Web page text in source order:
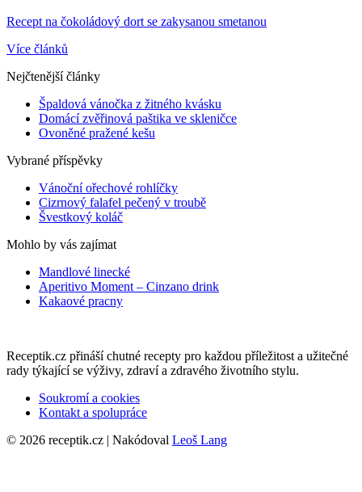
Recept na čokoládový dort se zakysanou smetanou
Více článků
Nejčtenější články
Špaldová vánočka z žitného kvásku
Domácí zvěřinová paštika ve skleničce
Ovoněné pražené kešu
Vybrané příspěvky
Vánoční ořechové rohlíčky
Cizrnový falafel pečený v troubě
Švestkový koláč
Mohlo by vás zajímat
Mandlové linecké
Aperitivo Moment – Cinzano drink
Kakaové pracny
Receptik.cz přináší chutné recepty pro každou příležitost a užitečné
rady týkající se výživy, zdraví a zdravého životního stylu.
Soukromí a cookies
Kontakt a spolupráce
© 2026 receptik.cz | Nakódoval Leoš Lang